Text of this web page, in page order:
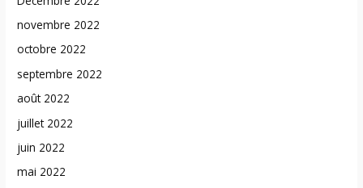
novembre 2022
octobre 2022
septembre 2022
août 2022
juillet 2022
juin 2022
mai 2022